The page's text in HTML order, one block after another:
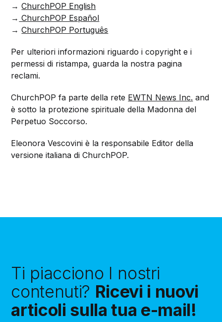
→ChurchPOP English
→ ChurchPOP Español
→ChurchPOP Português
Per ulteriori informazioni riguardo i copyright e i
permessi di ristampa, guarda la nostra pagina
reclami.
ChurchPOP fa parte della rete EWTN News Inc. and
è sotto la protezione spirituale della Madonna del
Perpetuo Soccorso.
Eleonora Vescovini è la responsabile Editor della
versione italiana di ChurchPOP.
Ti piacciono I nostri
contenuti? Ricevi i nuovi
articoli sulla tua e-mail!